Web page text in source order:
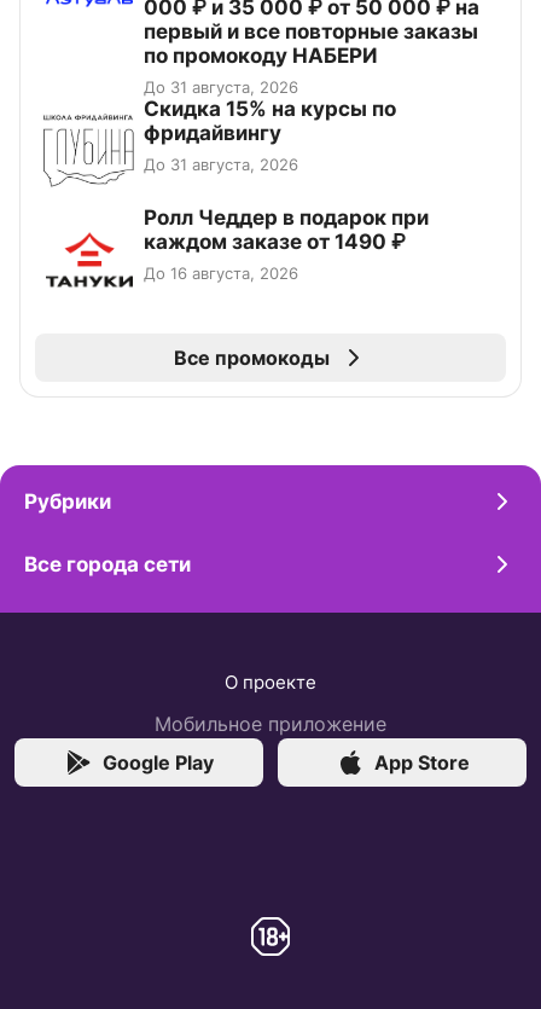
000 ₽ и 35 000 ₽ от 50 000 ₽ на
первый и все повторные заказы
по промокоду НАБЕРИ
До 31 августа, 2026
Скидка 15% на курсы по
фридайвингу
До 31 августа, 2026
Ролл Чеддер в подарок при
каждом заказе от 1490 ₽
До 16 августа, 2026
Все промокоды
Рубрики
Все города сети
О проекте
Мобильное приложение
Google Play
App Store